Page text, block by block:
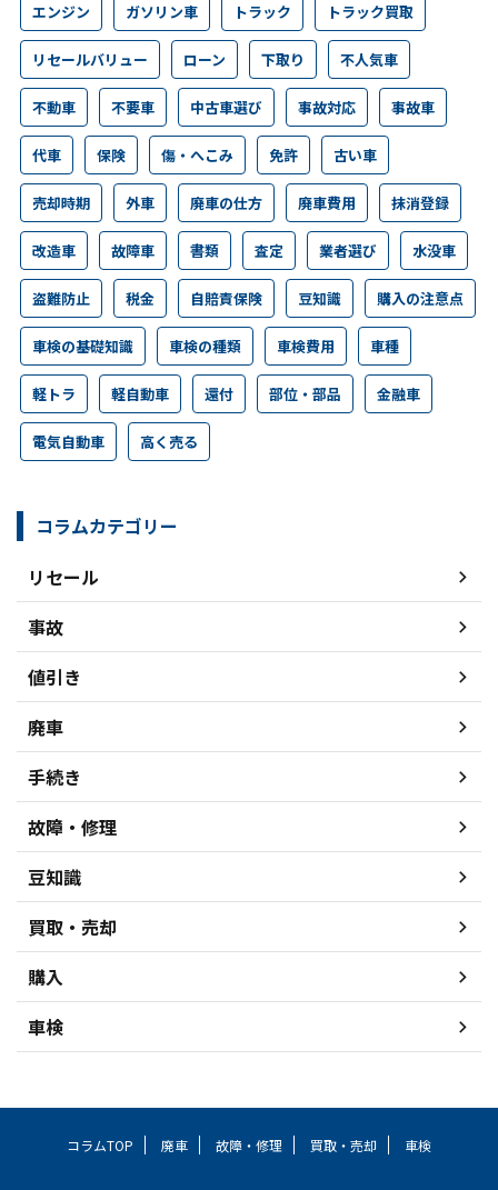
エンジン ガソリン車 トラック トラック買取
リセールバリュー ローン 下取り 不人気車
不動車 不要車 中古車選び 事故対応 事故車
代車 保険 傷・へこみ 免許 古い車
売却時期 外車 廃車の仕方 廃車費用 抹消登録
改造車 故障車 書類 査定 業者選び 水没車
盗難防止 税金 自賠責保険 豆知識 購入の注意点
車検の基礎知識 車検の種類 車検費用 車種
軽トラ 軽自動車 還付 部位・部品 金融車
電気自動車 高く売る
コラムカテゴリー
リセール
事故
値引き
廃車
手続き
故障・修理
豆知識
買取・売却
購入
車検
コラムTOP 廃車 故障・修理 買取・売却 車検